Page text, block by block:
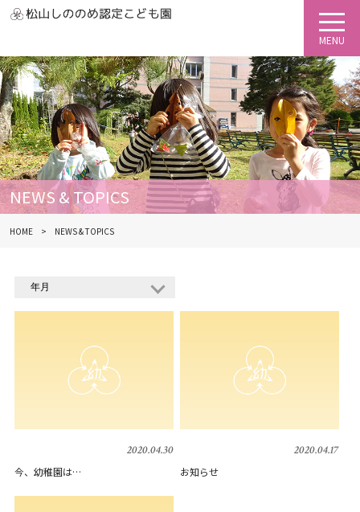
NEWS & TOPICS
HOME NEWS & TOPICS
2020.04.30
今、幼稚園は…
2020.04.17
お知らせ